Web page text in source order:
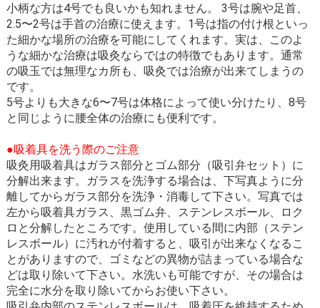
小柄な方は4号でも良いかも知れません。 3号は腕や足首、
2.5〜2号は手首の治療に使えます。1号は指の付け根といっ
た細かな場所の治療を可能にしてくれます。実は、このよ
うな細かな治療は吸灸ならではの特徴でもあります。通常
の吸玉では無理なカ所も、吸灸では治療が出来てしまうの
です。
5号よりも大きな6〜7号は体格によって使い分けたり、8号
と同じように腰全体の治療にも便利です。
●吸着具を洗う際のご注意
吸灸用吸着具はガラス部分とゴム部分（吸引弁セット）に
分解出来ます。ガラスを洗浄する場合は、下写真ように分
離してからガラス部分を洗浄・消毒して下さい。写真では
左から吸着具ガラス、黒ゴム弁、ステンレスボール、ロク
ロと分解したところです。使用している間に内部（ステン
レスボール）に汚れが付着すると、吸引が出来なくなるこ
とがありますので、ゴミなどの異物が詰まっている場合な
どは取り除いて下さい。水洗いも可能ですが、その場合は
完全に水分を取り除いてからお使い下さい。